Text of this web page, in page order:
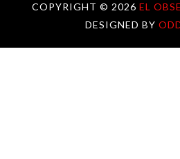
COPYRIGHT © 2026 EL
DESIGNED BY